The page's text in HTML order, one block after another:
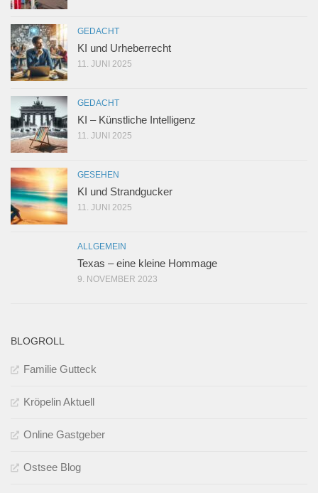
GEDACHT
KI und Urheberrecht
11. JUNI 2025
GEDACHT
KI – Künstliche Intelligenz
11. JUNI 2025
GESEHEN
KI und Strandgucker
11. JUNI 2025
ALLGEMEIN
Texas – eine kleine Hommage
9. NOVEMBER 2023
BLOGROLL
Familie Gutteck
Kröpelin Aktuell
Online Gastgeber
Ostsee Blog